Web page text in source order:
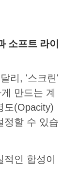
소프트 라이
리, '스크린'
만드는 계
도(Opacity)
정할 수 있습
인 합성이